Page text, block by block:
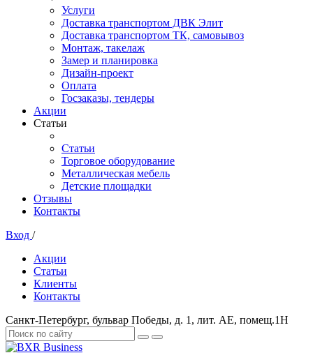
Услуги
Доставка транспортом ДВК Элит
Доставка транспортом ТК, самовывоз
Монтаж, такелаж
Замер и планировка
Дизайн-проект
Оплата
Госзаказы, тендеры
Акции
Статьи
Статьи
Торговое оборудование
Металлическая мебель
Детские площадки
Отзывы
Контакты
Вход /
Акции
Статьи
Клиенты
Контакты
Санкт-Петербург, бульвар Победы, д. 1, лит. АЕ, помещ.1Н